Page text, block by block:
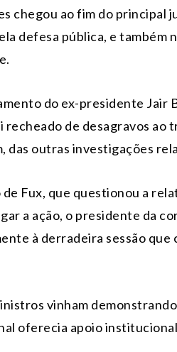
chegou ao fim do principal
defesa pública, e também
do ex-presidente Jair
de desagravos ao
das outras investigações
Fux, que questionou a
a ação, o presidente da
à derradeira sessão que
vinham
oferecia apoio